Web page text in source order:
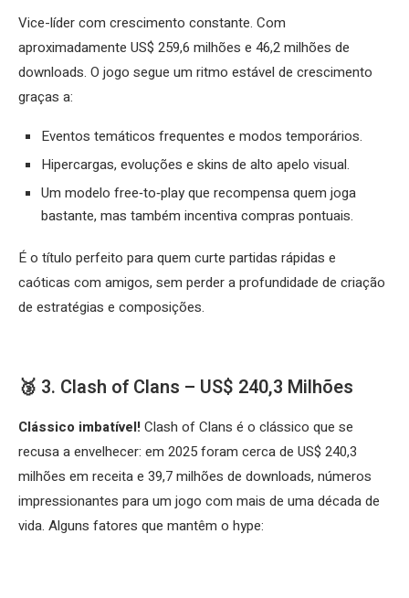
Vice-líder com crescimento constante. Com
aproximadamente US$ 259,6 milhões e 46,2 milhões de
downloads. O jogo segue um ritmo estável de crescimento
graças a:​
Eventos temáticos frequentes e modos temporários.
Hipercargas, evoluções e skins de alto apelo visual.
Um modelo free‑to‑play que recompensa quem joga
bastante, mas também incentiva compras pontuais.
É o título perfeito para quem curte partidas rápidas e
caóticas com amigos, sem perder a profundidade de criação
de estratégias e composições.
🥉 3. Clash of Clans – US$ 240,3 Milhões
Clássico imbatível!Clash of Clans é o clássico que se
recusa a envelhecer: em 2025 foram cerca de US$ 240,3
milhões em receita e 39,7 milhões de downloads, números
impressionantes para um jogo com mais de uma década de
vida. Alguns fatores que mantêm o hype: